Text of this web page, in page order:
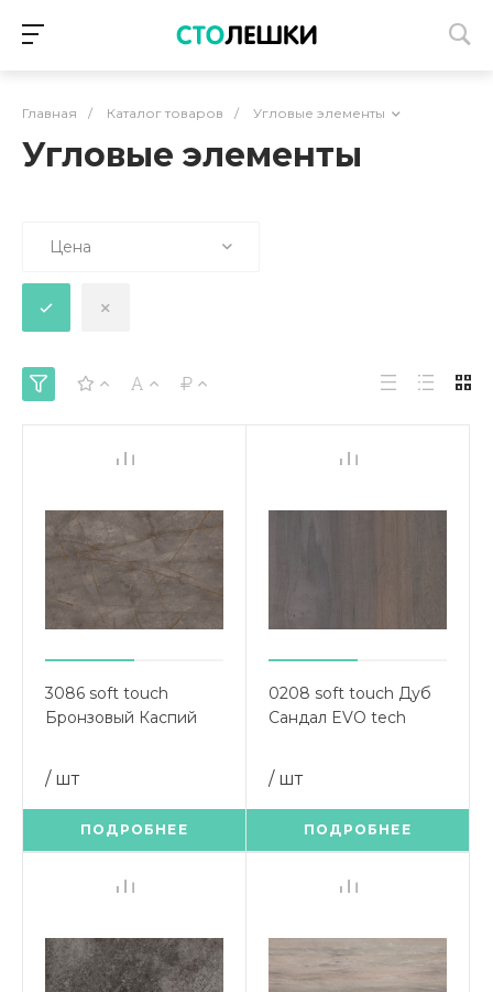
Главная / Каталог товаров / Угловые элементы
Угловые элементы
Цена
3086 soft touch
Бронзовый Каспий
элемент 900х900)
/ шт
ПОДРОБНЕЕ
0208 soft touch Дуб
Сандал EVO tech
900х900)
/ шт
ПОДРОБНЕЕ